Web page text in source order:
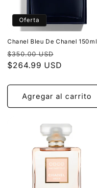
Oferta
Chanel Bleu De Chanel 150ml
Precio
habitual
$350.00 USD
de
$264.99 USD
Agregar al carrito